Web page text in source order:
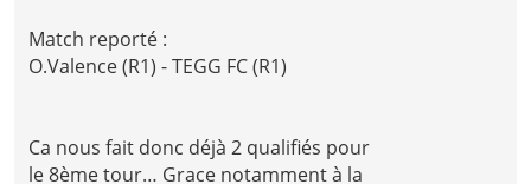
Match reporté :
O.Valence (R1) - TEGG FC (R1)
Ca nous fait donc déjà 2 qualifiés pour
le 8ème tour… Grace notamment à la